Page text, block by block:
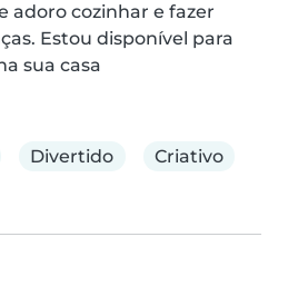
adoro cozinhar e fazer
Estou disponível para
sua casa
Divertido Criativo